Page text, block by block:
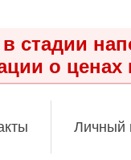
стадии
о ценах
Личный